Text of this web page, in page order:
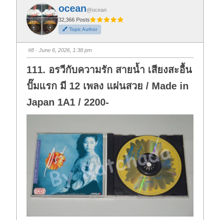
f
o
r
t
h
u
m
b
d
o
n
.
o
t
h
u
m
b
u
p
ocean@ocean
32,366 Posts
Topic Author
#8 · June 6, 2026, 1:38 pm
111. อรวีกับความรัก สายน้ำ เสียงสะอื้น
ปั๊มแรก มี 12 เพลง แผ่นสวย / Made in
Japan 1A1 / 2200-